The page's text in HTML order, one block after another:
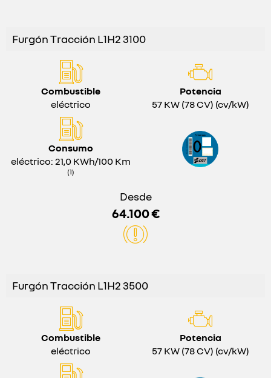
Furgón Tracción L1H2 3100
Combustible
eléctrico
Potencia
57 KW (78 CV) (cv/kW)
Consumo
eléctrico: 21,0 KWh/100 Km
(1)
Desde
64.100 €
Furgón Tracción L1H2 3500
Combustible
eléctrico
Potencia
57 KW (78 CV) (cv/kW)